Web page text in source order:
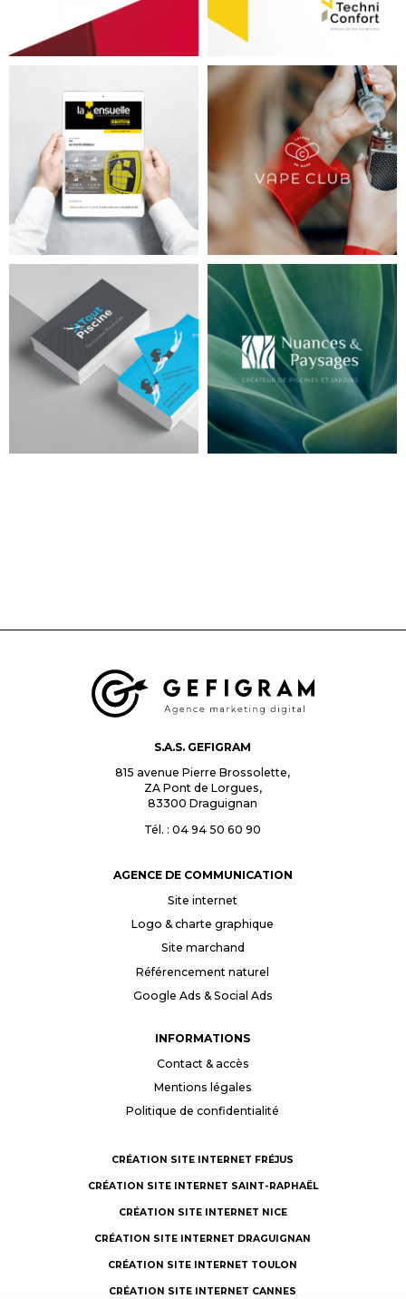
S.A.S. GEFIGRAM
815 avenue Pierre Brossolette,
ZA Pont de Lorgues,
83300 Draguignan
Tél. : 04 94 50 60 90
AGENCE DE COMMUNICATION
Site internet
Logo & charte graphique
Site marchand
Référencement naturel
Google Ads & Social Ads
INFORMATIONS
Contact & accès
Mentions légales
Politique de confidentialité
CRÉATION SITE INTERNET FRÉJUS
CRÉATION SITE INTERNET SAINT-RAPHAËL
CRÉATION SITE INTERNET NICE
CRÉATION SITE INTERNET DRAGUIGNAN
CRÉATION SITE INTERNET TOULON
CRÉATION SITE INTERNET CANNES